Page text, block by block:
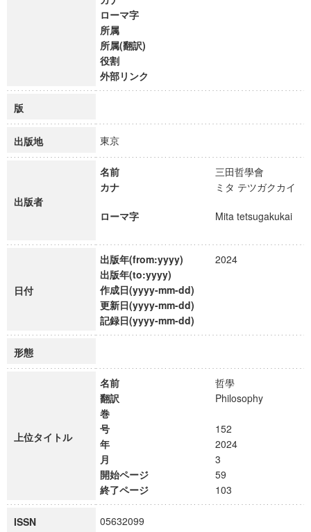
ローマ字
所属
所属(翻訳)
役割
外部リンク
版
出版地 東京
出版者
名前
三田哲學會
カナ
ミタ テツガクカイ
ローマ字 Mita tetsugakukai
日付
出版年(from:yyyy)
2024
出版年(to:yyyy)
作成日(yyyy-mm-dd)
更新日(yyyy-mm-dd)
記録日(yyyy-mm-dd)
形態
上位タイトル
名前
哲學
翻訳
Philosophy
巻
号
152
年
2024
月
3
開始ページ
59
終了ページ
103
ISSN 05632099